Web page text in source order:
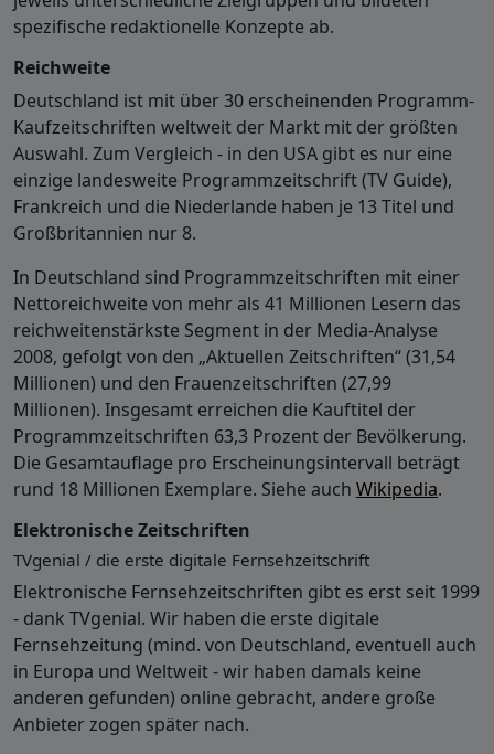
spezifische redaktionelle Konzepte ab.
Reichweite
Deutschland ist mit über 30 erscheinenden Programm-
Kaufzeitschriften weltweit der Markt mit der größten
Auswahl. Zum Vergleich - in den USA gibt es nur eine
einzige landesweite Programmzeitschrift (TV Guide),
Frankreich und die Niederlande haben je 13 Titel und
Großbritannien nur 8.
In Deutschland sind Programmzeitschriften mit einer
Nettoreichweite von mehr als 41 Millionen Lesern das
reichweitenstärkste Segment in der Media-Analyse
2008, gefolgt von den „Aktuellen Zeitschriften“ (31,54
Millionen) und den Frauenzeitschriften (27,99
Millionen). Insgesamt erreichen die Kauftitel der
Programmzeitschriften 63,3 Prozent der Bevölkerung.
Die Gesamtauflage pro Erscheinungsintervall beträgt
rund 18 Millionen Exemplare. Siehe auch Wikipedia.
Elektronische Zeitschriften
TVgenial / die erste digitale Fernsehzeitschrift
Elektronische Fernsehzeitschriften gibt es erst seit 1999
- dank TVgenial. Wir haben die erste digitale
Fernsehzeitung (mind. von Deutschland, eventuell auch
in Europa und Weltweit - wir haben damals keine
anderen gefunden) online gebracht, andere große
Anbieter zogen später nach.